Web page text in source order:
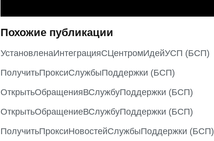
Похожие публикации
УстановленаИнтеграцияСЦентромИдейУСП (БСП)
ПолучитьПроксиСлужбыПоддержки (БСП)
ОткрытьОбращенияВСлужбуПоддержки (БСП)
ОткрытьОбращениеВСлужбуПоддержки (БСП)
ПолучитьПроксиНовостейСлужбыПоддержки (БСП)